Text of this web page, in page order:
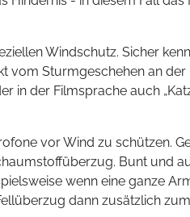
Windschutz. Sicher
vom Sturmgeschehen an
in der Filmsprache auch
vor Wind zu schützen.
Bunt und
wenn eine ganze
dann zusätzlich zum